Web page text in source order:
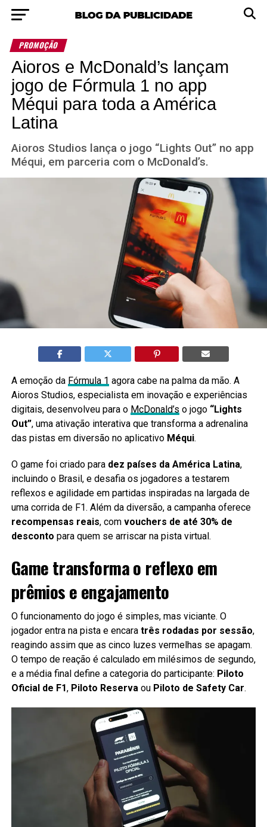
PROMOÇÃO
Aioros e McDonald’s lançam
jogo de Fórmula 1 no app
Méqui para toda a América
Latina
Aioros Studios lança o jogo “Lights Out” no app
Méqui, em parceria com o McDonald’s.
A emoção da Fórmula 1 agora cabe na palma da mão. A
Aioros Studios, especialista em inovação e experiências
digitais, desenvolveu para o McDonald’s o jogo “Lights
Out”, uma ativação interativa que transforma a adrenalina
das pistas em diversão no aplicativo Méqui.
O game foi criado para dez países da América Latina,
incluindo o Brasil, e desafia os jogadores a testarem
reflexos e agilidade em partidas inspiradas na largada de
uma corrida de F1. Além da diversão, a campanha oferece
recompensas reais, com vouchers de até 30% de
desconto para quem se arriscar na pista virtual.
Game transforma o reflexo em
prêmios e engajamento
O funcionamento do jogo é simples, mas viciante. O
jogador entra na pista e encara três rodadas por sessão,
reagindo assim que as cinco luzes vermelhas se apagam.
O tempo de reação é calculado em milésimos de segundo,
e a média final define a categoria do participante: Piloto
Oficial de F1, Piloto Reservaou Piloto de Safety Car.